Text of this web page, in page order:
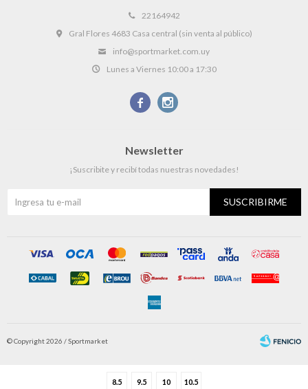
8.5 9.5 10 10.5
22164942
Gral Flores 4683 Casa central (sin venta al público)
info@sportmarket.com.uy
Lunes a Viernes 10:00 a 17:30
 
Newsletter
¡Suscribite y recibí todas nuestras novedades!
SUSCRIBIRME
© Copyright 2026 / Sportmarket